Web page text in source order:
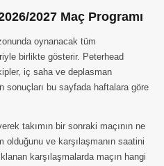
2027 Maç Programı
oynanacak tüm
birlikte gösterir. Peterhead
iç saha ve deplasman
sonuçları bu sayfada haftalara göre
takımın bir sonraki maçının ne
olduğunu ve karşılaşmanın saatini
karşılaşmalarda maçın hangi